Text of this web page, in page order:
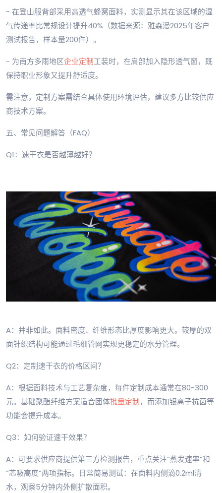
- 在登山服背部采用高透气蜂窝面料，实测显示其在该区域的湿
气传递率比常规设计提升40%（数据来源：雅森漫2025年客户
测试报告，样本量200件）。
- 为南方多雨地区企业定制工装时，在肩部加入隐形透气窗，既
保持职业形象又提升舒适度。
需注意，定制方案需结合具体使用环境评估，建议多方比较供应
商技术方案。
五、常见问题解答（FAQ）
Q1：速干衣是否越薄越好？
A：并非如此。面料密度、纤维形态比厚度影响更大。较厚的双
面针织结构可能通过毛细管网实现更稳定的水分管理。
Q2：定制速干衣的价格区间？
A：根据面料技术与工艺复杂度，每件定制成本通常在80-300
元。基础聚酯纤维方案适合团体批量定制，而添加银离子抗菌等
功能会提升成本。
Q3：如何验证速干效果？
A：可要求供应商提供第三方检测报告，重点关注“蒸发速率”和
“芯吸高度”两项指标。日常简易测试：在面料内侧滴0.2ml清
水，观察5分钟内外侧扩散面积。